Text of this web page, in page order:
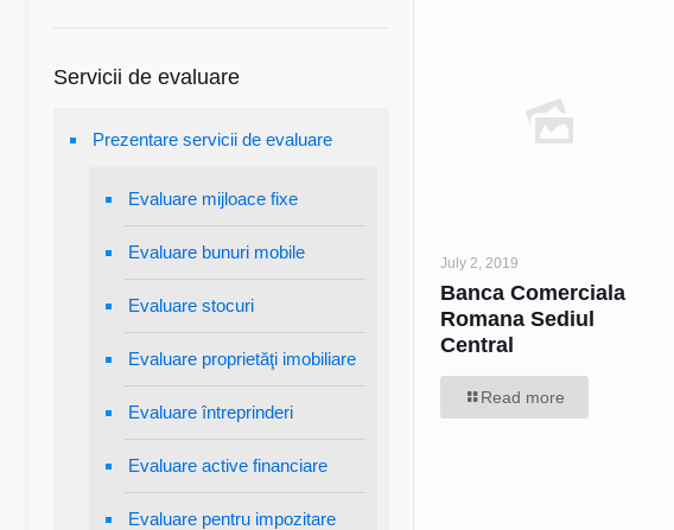
July 2, 2019
Banca Comerciala
Romana Sediul
Central
Read more
Servicii de evaluare
Prezentare servicii de evaluare
Evaluare mijloace fixe
Evaluare bunuri mobile
Evaluare stocuri
Evaluare proprietăţi imobiliare
Evaluare întreprinderi
Evaluare active financiare
Evaluare pentru impozitare